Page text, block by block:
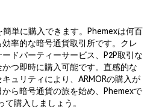
簡単に購入できます。Phemexは何百
率的な暗号通貨取引所です。クレ
ドパーティーサービス、P2P取引な
つ即時に購入可能です。直感的な
ュリティにより、ARMORの購入が
ら暗号通貨の旅を始め、Phemexで
購入しましょう。